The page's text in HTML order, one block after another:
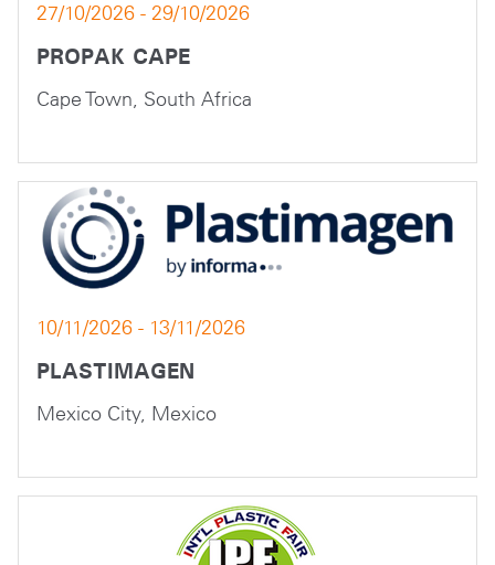
PROPAK CAPE
27/10/2026 - 29/10/2026
Cape Town, South Africa
PLASTIMAGEN
10/11/2026 - 13/11/2026
Mexico City, Mexico